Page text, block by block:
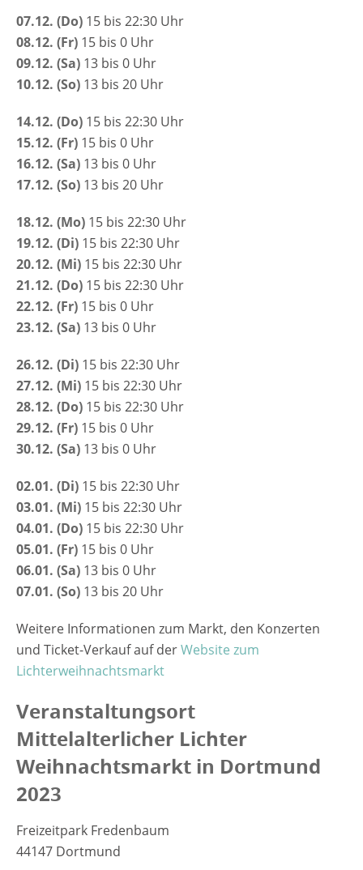
07.12. (Do) 15 bis 22:30 Uhr
08.12. (Fr) 15 bis 0 Uhr
09.12. (Sa) 13 bis 0 Uhr
10.12. (So) 13 bis 20 Uhr
14.12. (Do) 15 bis 22:30 Uhr
15.12. (Fr) 15 bis 0 Uhr
16.12. (Sa) 13 bis 0 Uhr
17.12. (So) 13 bis 20 Uhr
18.12. (Mo) 15 bis 22:30 Uhr
19.12. (Di) 15 bis 22:30 Uhr
20.12. (Mi) 15 bis 22:30 Uhr
21.12. (Do) 15 bis 22:30 Uhr
22.12. (Fr) 15 bis 0 Uhr
23.12. (Sa) 13 bis 0 Uhr
26.12. (Di) 15 bis 22:30 Uhr
27.12. (Mi) 15 bis 22:30 Uhr
28.12. (Do) 15 bis 22:30 Uhr
29.12. (Fr) 15 bis 0 Uhr
30.12. (Sa) 13 bis 0 Uhr
02.01. (Di) 15 bis 22:30 Uhr
03.01. (Mi) 15 bis 22:30 Uhr
04.01. (Do) 15 bis 22:30 Uhr
05.01. (Fr) 15 bis 0 Uhr
06.01. (Sa) 13 bis 0 Uhr
07.01. (So) 13 bis 20 Uhr
Weitere Informationen zum Markt, den Konzerten
und Ticket-Verkauf auf derWebsite zum
Lichterweihnachtsmarkt
Veranstaltungsort
Mittelalterlicher Lichter
Weihnachtsmarkt in Dortmund
2023
Freizeitpark Fredenbaum
44147 Dortmund